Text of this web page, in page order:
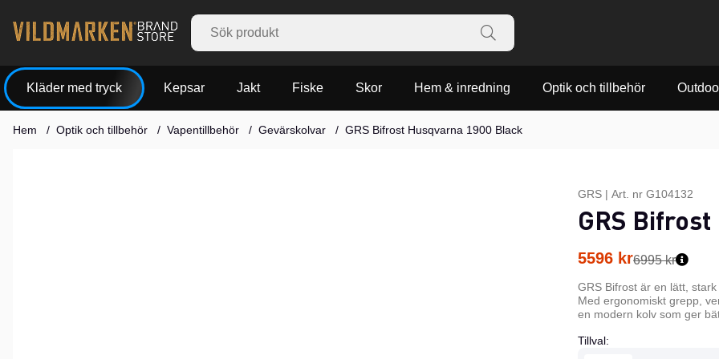
Kläder med tryck Kepsar Jakt Fiske Skor Hem & inredning Optik och tillbehör
Hem Optik och tillbehör Vapentillbehör Gevärskolvar GRS Bifrost Husqvarna 1900 Black
GRS | Art. nr G104132
GRS
5596 kr6995 kr
GRS Bifrost är en lätt,
Med ergonomiskt grepp,
en modern kolv som ger
Tillval: